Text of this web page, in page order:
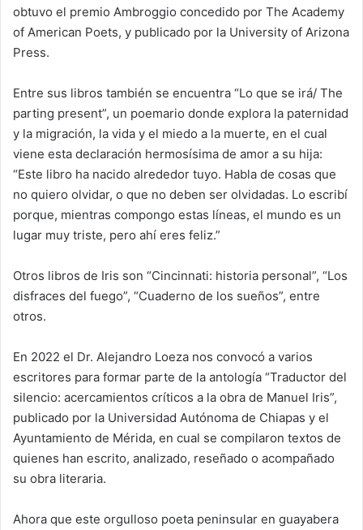
obtuvo el premio Ambroggio concedido por The Academy
of American Poets, y publicado por la University of Arizona
Press.
Entre sus libros también se encuentra “Lo que se irá/ The
parting present”, un poemario donde explora la paternidad
y la migración, la vida y el miedo a la muerte, en el cual
viene esta declaración hermosísima de amor a su hija:
“Este libro ha nacido alrededor tuyo. Habla de cosas que
no quiero olvidar, o que no deben ser olvidadas. Lo escribí
porque, mientras compongo estas líneas, el mundo es un
lugar muy triste, pero ahí eres feliz.”
Otros libros de Iris son “Cincinnati: historia personal”, “Los
disfraces del fuego”, “Cuaderno de los sueños”, entre
otros.
En 2022 el Dr. Alejandro Loeza nos convocó a varios
escritores para formar parte de la antología “Traductor del
silencio: acercamientos críticos a la obra de Manuel Iris”,
publicado por la Universidad Autónoma de Chiapas y el
Ayuntamiento de Mérida, en cual se compilaron textos de
quienes han escrito, analizado, reseñado o acompañado
su obra literaria.
Ahora que este orgulloso poeta peninsular en guayabera